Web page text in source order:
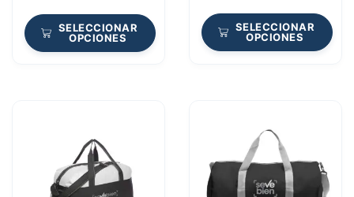
SELECCIONAR
OPCIONES
SELECCIONAR
OPCIONES